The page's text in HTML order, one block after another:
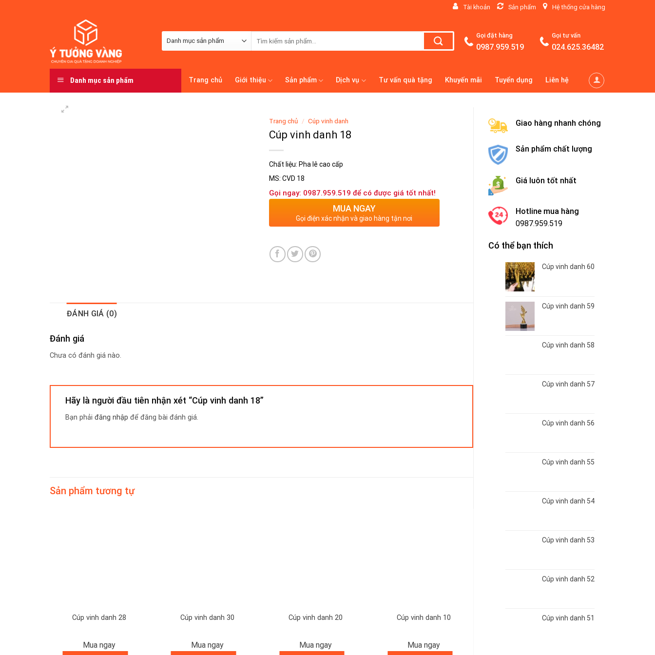
Tài khoản Sản phẩm Hệ thống cửa hàng
Gọi đặt hàng
0987.959.519
Gọi tư vấn
024.625.36482
Danh mục sản phẩm Trang chủ Giới thiệu Sản phẩm Dịch vụ Tư vấn quà tặng Khuyến mãi Tuyển dụng Liên hệ
Giao hàng nhanh chóng
Sản phẩm chất lượng
Giá luôn tốt nhất
Hotline mua hàng
0987.959.519
Có thể bạn thích
Cúp vinh danh 60
Cúp vinh danh 59
Cúp vinh danh 58
Cúp vinh danh 57
Cúp vinh danh 56
Cúp vinh danh 55
Cúp vinh danh 54
Cúp vinh danh 53
Cúp vinh danh 52
Cúp vinh danh 51
Trang chủ / Cúp vinh danh
Cúp vinh danh 18
Chất liệu: Pha lê cao cấp
MS: CVD 18
Gọi ngay: 0987.959.519 để có được giá tốt nhất!
MUA NGAY
Gọi điện xác nhận và giao hàng tận nơi
ĐÁNH GIÁ (0)
Đánh giá
Chưa có đánh giá nào.
Hãy là người đầu tiên nhận xét “Cúp vinh danh 18”
Bạn phải đăng nhập để đăng bài đánh giá.
Sản phẩm tương tự
Cúp vinh danh 28
Mua ngay
Cúp vinh danh 30
Mua ngay
Cúp vinh danh 20
Mua ngay
Cúp vinh danh 10
Mua ngay